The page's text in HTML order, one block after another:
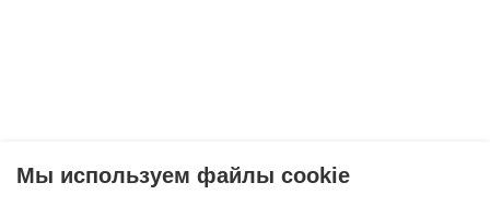
Мы используем файлы cookie